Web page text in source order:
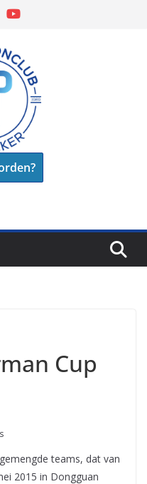
Cup
teams, dat van
2015 in Dongguan